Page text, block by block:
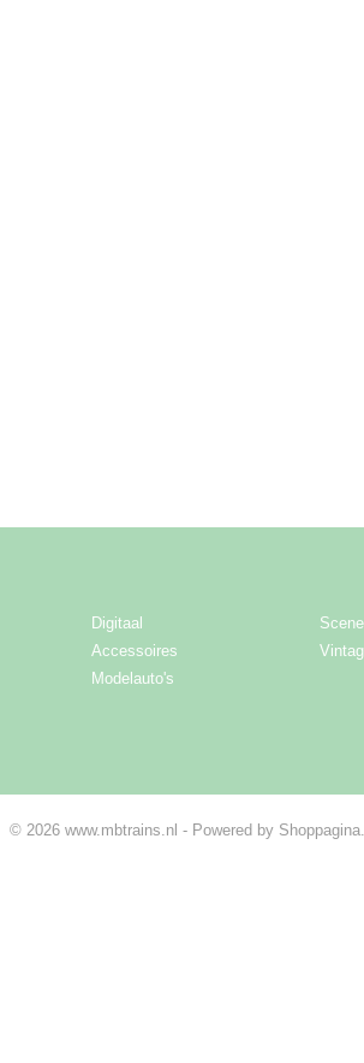
Digitaal
Accessoires
Modelauto's
© 2026 www.mbtrains.nl - Powered by